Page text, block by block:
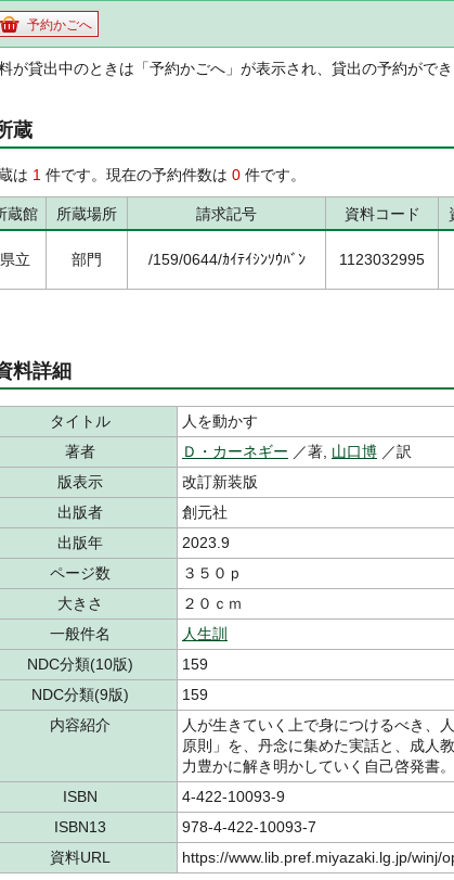
予約かごへ
が貸出中のときは「予約かごへ」が表示され、貸出の予約ができ
蔵
は 1 件です。現在の予約件数は 0 件です。
蔵館 所蔵場所 請求記号 資料コード
県立 部門 /159/0644/ｶｲﾃｲｼﾝｿｳﾊﾞﾝ 1123032995
料詳細
タイトル
人を動かす
著者
Ｄ・カーネギー ／著, 山口博 ／訳
版表示
改訂新装版
出版者
創元社
出版年
2023.9
ページ数
３５０ｐ
大きさ
２０ｃｍ
一般件名
人生訓
NDC分類(10版)
159
NDC分類(9版)
159
内容紹介
人が生きていく上で身につけるべき、
原則」を、丹念に集めた実話と、成人
力豊かに解き明かしていく自己啓発書。
ISBN
4-422-10093-9
ISBN13
978-4-422-10093-7
資料URL
https://www.lib.pref.miyazaki.lg.jp/winj/